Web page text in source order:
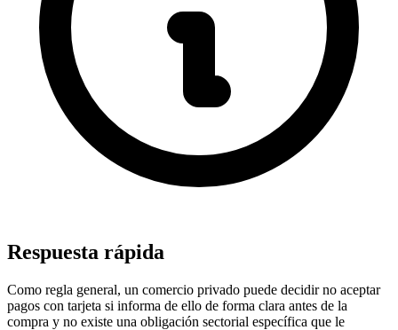
Respuesta rápida
Como regla general, un comercio privado puede decidir no aceptar
pagos con tarjeta si informa de ello de forma clara antes de la
compra y no existe una obligación sectorial específica que le